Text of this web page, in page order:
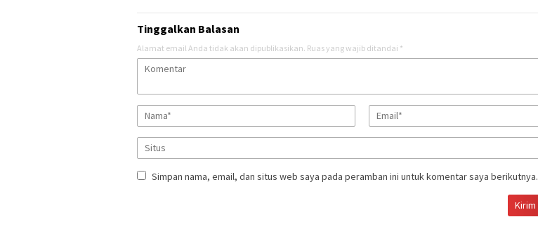
Tinggalkan Balasan
Alamat email Anda tidak akan dipublikasikan. Ruas yang wajib ditandai *
Simpan nama, email, dan situs web saya pada peramban ini untuk komentar saya berikutnya.